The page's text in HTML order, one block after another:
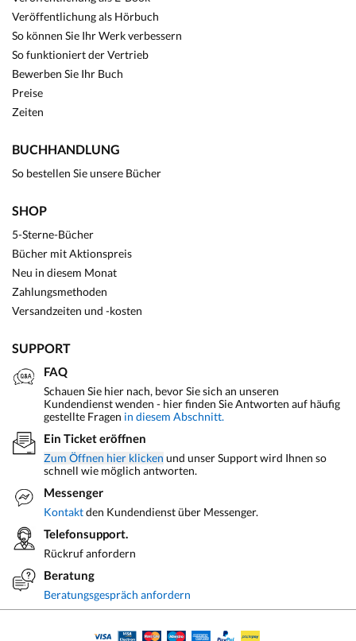
Veröffentlichung als Hörbuch
So können Sie Ihr Werk verbessern
So funktioniert der Vertrieb
Bewerben Sie Ihr Buch
Preise
Zeiten
BUCHHANDLUNG
So bestellen Sie unsere Bücher
SHOP
5-Sterne-Bücher
Bücher mit Aktionspreis
Neu in diesem Monat
Zahlungsmethoden
Versandzeiten und -kosten
SUPPORT
FAQ
Schauen Sie hier nach, bevor Sie sich an unseren
Kundendienst wenden - hier finden Sie Antworten auf häufig
gestellte Fragen in diesem Abschnitt.
Ein Ticket eröffnen
Zum Öffnen hier klicken und unser Support wird Ihnen so
schnell wie möglich antworten.
Messenger
Kontaktden Kundendienst über Messenger.
Telefonsupport.
Rückruf anfordern
Beratung
Beratungsgespräch anfordern